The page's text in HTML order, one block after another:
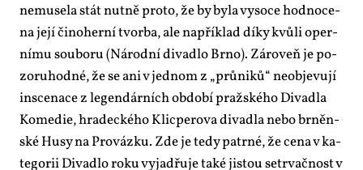
ne­mu­se­la stát nut­ně pro­to, že by by­la vy­so­ce hod­no­ce­
na je­jí či­no­her­ní tvor­ba, ale na­pří­klad dí­ky kvů­li oper­
ní­mu sou­bo­ru (Ná­rod­ní di­va­dlo Br­no). Zá­ro­veň je po­
zo­ru­hod­né, že se ani v jed­nom z „prů­ni­ků“ ne­ob­je­vu­jí
in­sce­na­ce z le­gen­dár­ních ob­do­bí praž­ské­ho Di­va­dla
Ko­me­die, hra­dec­ké­ho Klicpe­ro­va di­va­dla ne­bo br­něn­
ské Hu­sy na Pro­váz­ku. Zde je te­dy pa­tr­né, že ce­na v ka­
te­go­rii Di­va­dlo roku vy­ja­dřu­je ta­ké jis­tou se­tr­vač­nost v